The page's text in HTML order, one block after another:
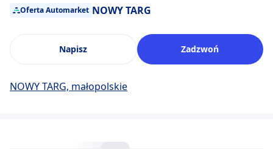
Oferta Automarket NOWY TARG
Napisz Zadzwoń
NOWY TARG, małopolskie